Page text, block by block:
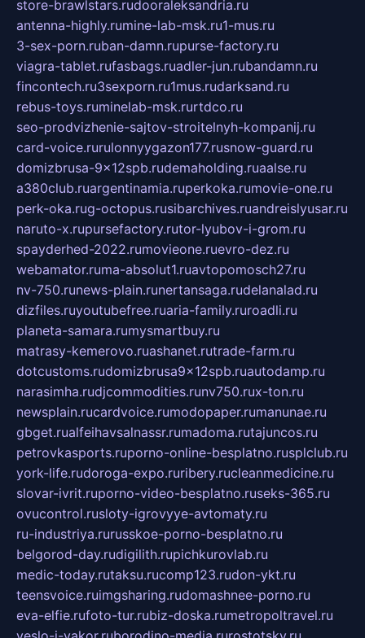
store-brawlstars.rudooraleksandria.ru
antenna-highly.rumine-lab-msk.ru1-mus.ru
3-sex-porn.ruban-damn.rupurse-factory.ru
viagra-tablet.rufasbags.ruadler-jun.rubandamn.ru
fincontech.ru3sexporn.ru1mus.rudarksand.ru
rebus-toys.ruminelab-msk.rurtdco.ru
seo-prodvizhenie-sajtov-stroitelnyh-kompanij.ru
card-voice.rurulonnyygazon177.rusnow-guard.ru
domizbrusa-9x12spb.rudemaholding.ruaalse.ru
a380club.ruargentinamia.ruperkoka.rumovie-one.ru
perk-oka.rug-octopus.rusibarchives.ruandreislyusar.ru
naruto-x.rupursefactory.rutor-lyubov-i-grom.ru
spayderhed-2022.rumovieone.ruevro-dez.ru
webamator.ruma-absolut1.ruavtopomosch27.ru
nv-750.runews-plain.runertansaga.rudelanalad.ru
dizfiles.ruyoutubefree.ruaria-family.ruroadli.ru
planeta-samara.rumysmartbuy.ru
matrasy-kemerovo.ruashanet.rutrade-farm.ru
dotcustoms.rudomizbrusa9x12spb.ruautodamp.ru
narasimha.rudjcommodities.runv750.rux-ton.ru
newsplain.rucardvoice.rumodopaper.rumanunae.ru
gbget.rualfeihavsalnassr.rumadoma.rutajuncos.ru
petrovkasports.ruporno-online-besplatno.rusplclub.ru
york-life.rudoroga-expo.ruribery.rucleanmedicine.ru
slovar-ivrit.ruporno-video-besplatno.ruseks-365.ru
ovucontrol.rusloty-igrovyye-avtomaty.ru
ru-industriya.rurusskoe-porno-besplatno.ru
belgorod-day.rudigilith.rupichkurovlab.ru
medic-today.rutaksu.rucomp123.rudon-ykt.ru
teensvoice.ruimgsharing.rudomashnee-porno.ru
eva-elfie.rufoto-tur.rubiz-doska.rumetropoltravel.ru